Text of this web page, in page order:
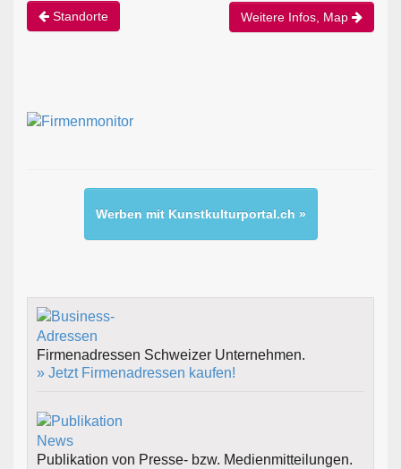
Standorte Weitere Infos, Map
Werben mit Kunstkulturportal.ch »
Firmenadressen Schweizer Unternehmen.
» Jetzt Firmenadressen kaufen!
Publikation von Presse- bzw. Medienmitteilungen.